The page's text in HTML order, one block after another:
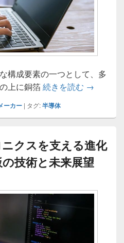
構成要素の一つとして、多
上に銅箔続きを読む ものづく
→
ーカー | タグ:半導体
クスを支える進化
技術と未来展望